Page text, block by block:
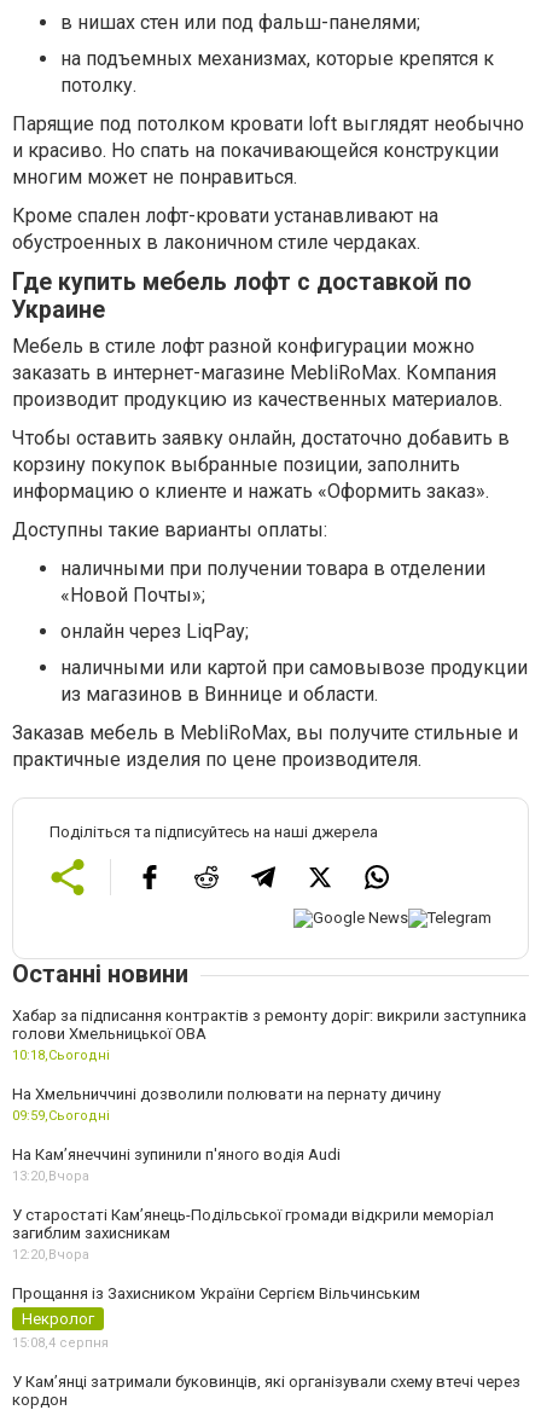
в нишах стен или под фальш-панелями;
на подъемных механизмах, которые крепятся к
потолку.
Парящие под потолком кровати loft выглядят необычно
и красиво. Но спать на покачивающейся конструкции
многим может не понравиться.
Кроме спален лофт-кровати устанавливают на
обустроенных в лаконичном стиле чердаках.
Где купить мебель лофт с доставкой по
Украине
Мебель в стиле лофт разной конфигурации можно
заказать в интернет-магазине MebliRoMax. Компания
производит продукцию из качественных материалов.
Чтобы оставить заявку онлайн, достаточно добавить в
корзину покупок выбранные позиции, заполнить
информацию о клиенте и нажать «Оформить заказ».
Доступны такие варианты оплаты:
наличными при получении товара в отделении
«Новой Почты»;
онлайн через LiqPay;
наличными или картой при самовывозе продукции
из магазинов в Виннице и области.
Заказав мебель в MebliRoMax, вы получите стильные и
практичные изделия по цене производителя.
Поділіться та підписуйтесь на наші джерела
Останні новини
Хабар за підписання контрактів з ремонту доріг: викрили заступника
голови Хмельницької ОВА
10:18,Сьогодні
На Хмельниччині дозволили полювати на пернату дичину
09:59,Сьогодні
На Камʼянеччині зупинили п'яного водія Audi
13:20,Вчора
У старостаті Кам’янець-Подільської громади відкрили меморіал
загиблим захисникам
12:20,Вчора
Прощання із Захисником України Сергієм Вільчинським
Некролог
15:08,4 серпня
У Кам’янці затримали буковинців, які організували схему втечі через
кордон